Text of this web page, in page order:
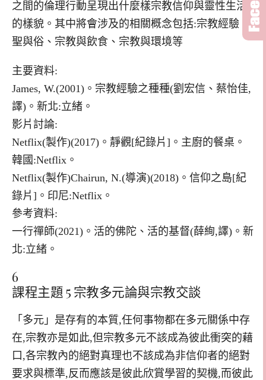
之間的倫理行動呈現出什麼樣宗教信仰與靈性生活
的樣貌。其中將會涉及的相關概念包括:宗教經驗、
聖與俗、宗教與飲食、宗教與環境等
主要資料:
James, W.(2001)。宗教經驗之種種(劉宏信、蔡怡佳,
譯)。新北:立緒。
影片討論:
Netflix(製作)(2017)。靜觀[紀錄片]。主廚的餐桌。
韓國:Netflix。
Netflix(製作)Chairun, N.(導演)(2018)。信仰之島[紀
錄片]。印尼:Netflix。
參考資料:
一行禪師(2021)。活的佛陀、活的基督(薛絢,譯)。新
北:立緒。
6
課程主題 5 宗教多元論與宗教交談
「多元」是存有的本質,任何事物都在多元關係中存
在,宗教亦是如此,但宗教多元不該成為彼此衝突的藉
口,各宗教內的絕對真理也不該成為非信仰者的絕對
要求與標準,反而應該是彼此欣賞學習的契機,而彼此